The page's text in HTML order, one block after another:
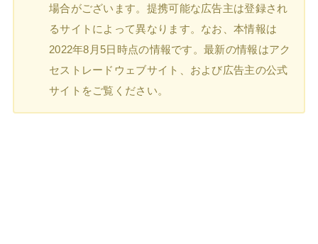
場合がございます。提携可能な広告主は登録され
るサイトによって異なります。なお、本情報は
2022年8月5日時点の情報です。最新の情報はアク
セストレードウェブサイト、および広告主の公式
サイトをご覧ください。